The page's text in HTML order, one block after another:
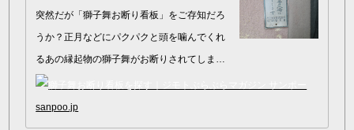
突然だが「獅子舞お断り看板」をご存知だろ
うか？正月などにパクパクと頭を噛んでくれ
るあの縁起物の獅子舞がお断りされてしまう
なんて！と驚く方もいるだろう。戦後、警察
署の名義で商店や個人宅などに、数…
sanpoo.jp